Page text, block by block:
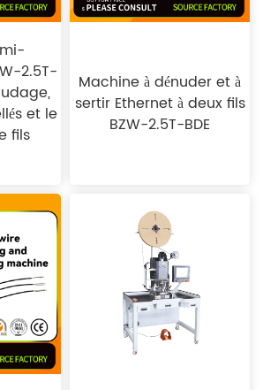
2.5T-
et le
fils
Machine à dénuder et à
sertir Ethernet à deux fils
BZW-2.5T-BDE